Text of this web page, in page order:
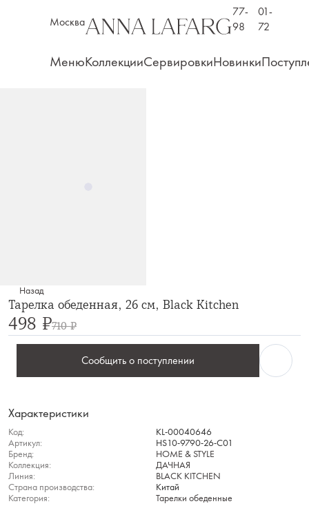
Москва
77-
98
01-
72
МенюКоллекцииСервировкиНовинки
Назад
Тарелка обеденная, 26 см, Black Kitchen
498 ₽710 ₽
Сообщить о поступлении
Характеристики
Код:
KL-00040646
Артикул:
HS10-9790-26-C01
Бренд:
HOME & STYLE
Коллекция:
ДАЧНАЯ
Линия:
BLACK KITCHEN
Страна производства:
Китай
Категория:
Тарелки обеденные